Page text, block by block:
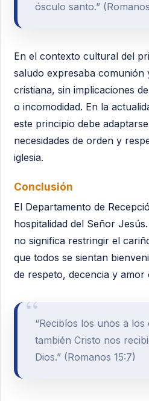
ósculo santo.”
En el contexto cultural del
saludo expresaba comunión
cristiana, sin implicaciones
o incomodidad. En la
este principio debe
necesidades de orden y
iglesia.
Conclusión
El Departamento de
hospitalidad del Señor
no significa restringir el
que todos se sientan
de respeto, decencia y amor
“Recibíos los unos a
también Cristo nos
Dios.” (Romanos 15:7)